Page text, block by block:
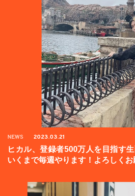
NEWS 2023.03.21
ヒカル、登録者500万人を目指す
いくまで毎週やります！よろしくお